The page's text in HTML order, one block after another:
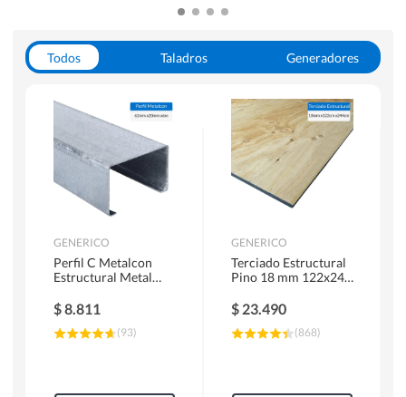
Todos Taladros
Generadores
Herramientas Manuales
Sierras Circulares
GENERICO
Perfil C Metalcon
Estructural Metal
$8.811
(93)
GENERICO
Terciado Estructural
Pino 18 mm 122x244
$ 23.490
(868)